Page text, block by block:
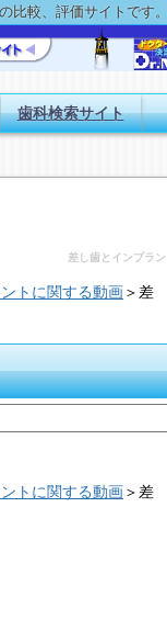
比較、評価サイトです
歯科検索サイト
差し歯とインプラ
トに関する動画＞ 差
トに関する動画＞ 差